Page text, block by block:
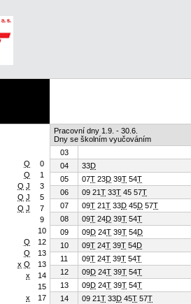
Q
0
Q
1
Q J
3
Q J
5
Q J
7
9
10
Q
12
Q
13
x Q
13
x
14
15
x
17
Pracovní dny 1.9. - 30.6.
Dny se školním vyučováním
03
04
33D
05
07T 23D 39T 54T
06
09 21T 33T 45 57T
07
09T 21T 33D 45D 57T
08
09T 24D 39T 54T
09
09D 24T 39T 54D
10
09T 24T 39T 54D
11
09T 24T 39T 54T
12
09D 24T 39T 54T
13
09D 24T 39T 54T
14
09 21T 33D 45T 57T